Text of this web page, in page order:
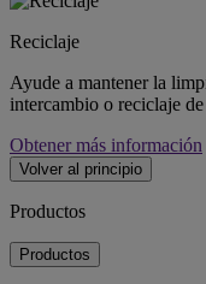
Reciclaje
Ayude a mantener la
intercambio o reciclaje
Obtener más información
Volver al principio
Productos
Productos